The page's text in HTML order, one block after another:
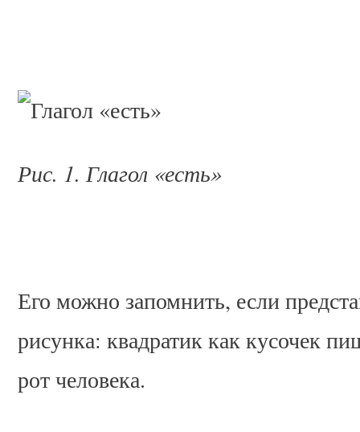
Рис. 1. Глагол «есть»
Его можно запомнить, если
рисунка: квадратик как кусочек
рот человека.